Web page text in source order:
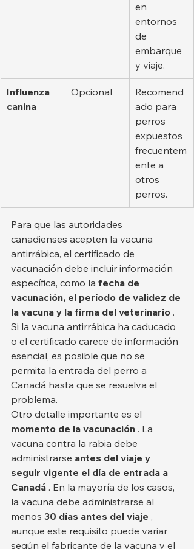
en
entornos
de
embarque
y viaje.
Influenza
canina
Opcional
Recomend
ado para
perros
expuestos
frecuentem
ente a
otros
perros.
Para que las autoridades
canadienses acepten la vacuna
antirrábica, el certificado de
vacunación debe incluir información
específica, como la fecha de
vacunación, el período de validez de
la vacuna y la firma del veterinario .
Si la vacuna antirrábica ha caducado
o el certificado carece de información
esencial, es posible que no se
permita la entrada del perro a
Canadá hasta que se resuelva el
problema.
Otro detalle importante es el
momento de la vacunación . La
vacuna contra la rabia debe
administrarse antes del viaje y
seguir vigente el día de entrada a
Canadá . En la mayoría de los casos,
la vacuna debe administrarse al
menos 30 días antes del viaje ,
aunque este requisito puede variar
según el fabricante de la vacuna y el